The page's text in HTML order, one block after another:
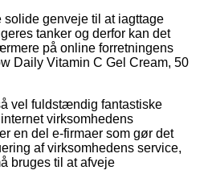
genveje til at iagttage
tanker og derfor kan det
på online forretningens
Daily Vitamin C Gel Cream, 50
vel fuldstændig fantastiske
virksomhedens
en del e-firmaer som gør det
af virksomhedens service,
bruges til at afveje